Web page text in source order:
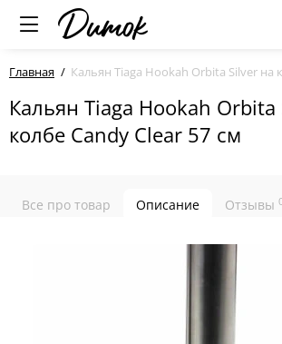
Главная Кальян Tiaga Hookah Orbita Silver на
Кальян Tiaga Hookah Orbita
колбе Candy Clear 57 см
Все про товар Описание Отзывы